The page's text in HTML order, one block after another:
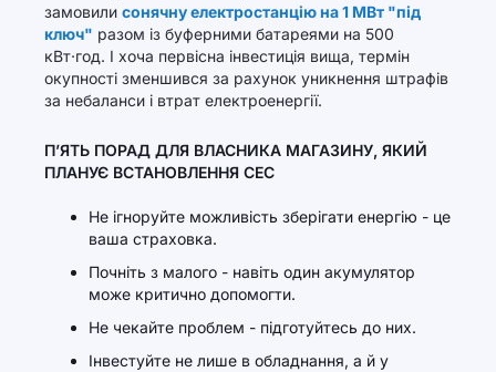
замовили сонячну електростанцію на 1 МВт "під
ключ" разом із буферними батареями на 500
кВт·год. І хоча первісна інвестиція вища, термін
окупності зменшився за рахунок уникнення штрафів
за небаланси і втрат електроенергії.
П’ЯТЬ ПОРАД ДЛЯ ВЛАСНИКА МАГАЗИНУ, ЯКИЙ
ПЛАНУЄ ВСТАНОВЛЕННЯ СЕС
Не ігноруйте можливість зберігати енергію - це
ваша страховка.
Почніть з малого - навіть один акумулятор
може критично допомогти.
Не чекайте проблем - підготуйтесь до них.
Інвестуйте не лише в обладнання, а й у